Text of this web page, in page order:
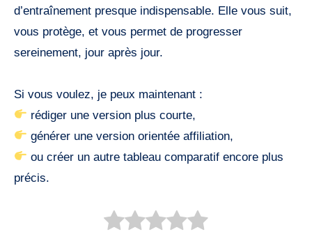
d’entraînement presque indispensable. Elle vous suit,
vous protège, et vous permet de progresser
sereinement, jour après jour.
Si vous voulez, je peux maintenant :
rédiger une version plus courte,
générer une version orientée affiliation,
ou créer un autre tableau comparatif encore plus
précis.